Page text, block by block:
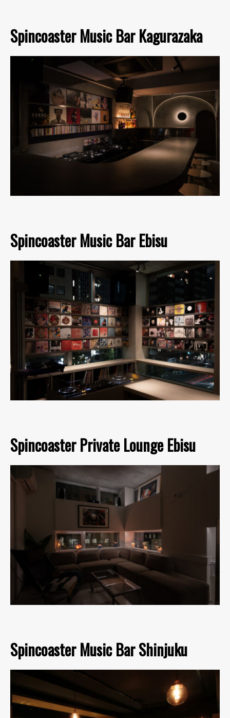
Spincoaster Music Bar Kagurazaka
Spincoaster Music Bar Ebisu
Spincoaster Private Lounge Ebisu
Spincoaster Music Bar Shinjuku